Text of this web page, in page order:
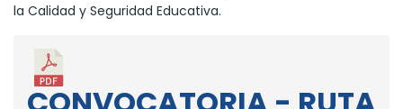
la Calidad y Seguridad Educativa.